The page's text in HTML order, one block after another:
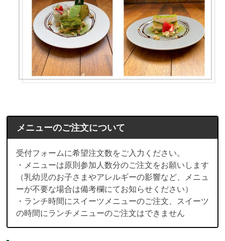
メニューのご注文について
受付フォームに希望注文数をご入力ください。
・メニューは原則参加人数分のご注文をお願いします
（乳幼児のお子さまやアレルギーの影響など、メニュ
ーが不要な場合は備考欄にてお知らせください）
・ランチ時間にスイーツメニューのご注文、スイーツ
の時間にランチメニューのご注文はできません